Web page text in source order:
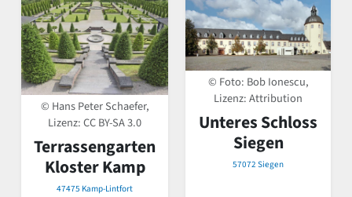
© Hans Peter Schaefer,
Lizenz:CC BY-SA 3.0
Terrassengarten
Kloster Kamp
47475 Kamp-Lintfort
© Foto: Bob Ionescu,
Lizenz: Attribution
Unteres Schloss
Siegen
57072 Siegen